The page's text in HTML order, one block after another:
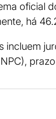
oficial
há
incluem